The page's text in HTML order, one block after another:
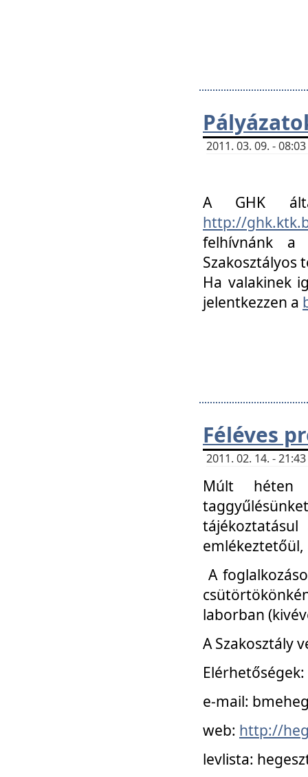
2011. 03. 09. -
A GHK
http://
felhívnánk a
Szakosztályos
Ha valakinek
jelentkezzen a
Féléves
2011. 02. 14. -
Múlt héten
emlékeztetőül,
A
laborban
A Szakosztály
Elérhetőségek:
e-mail:
web: http://
levlista: